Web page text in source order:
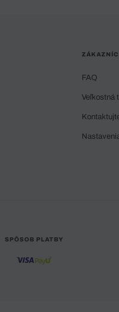
FAQ
Veľkostná
SPÔSOB PLATBY